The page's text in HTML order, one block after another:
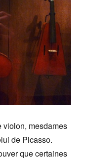
violon, mesdames
de Picasso.
que certaines